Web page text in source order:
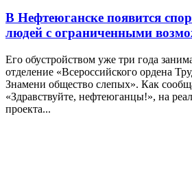
В Нефтеюганске появится
людей с ограниченными
Его обустройством уже три года
отделение «Всероссийского ордена
Знамени общество слепых». Как
«Здравствуйте, нефтеюганцы!», на
проекта...